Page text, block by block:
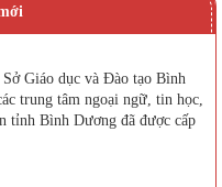
Giáo dục và Đào tạo Bình
trung tâm ngoại ngữ, tin học,
tỉnh Bình Dương đã được cấp